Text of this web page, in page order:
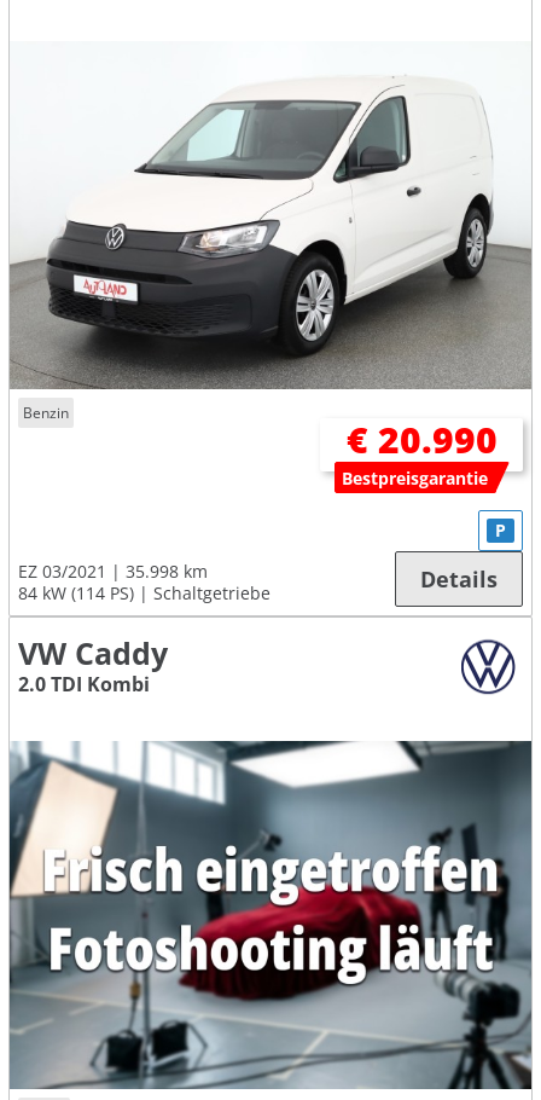
Benzin
€ 20.990
Bestpreisgarantie
EZ 03/2021
35.998 km
84 kW (114 PS)
Schaltgetriebe
P
Details
VW Caddy
2.0 TDI Kombi